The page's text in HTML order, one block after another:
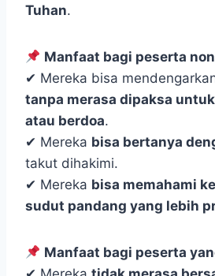
Tuhan.
Manfaat bagi peserta
✔ Mereka bisa
tanpa merasa dipaksa
atau berdoa.
✔ Mereka bisa bertanya
takut dihakimi.
✔ Mereka bisa memahami
sudut pandang yang lebih
Manfaat bagi peserta